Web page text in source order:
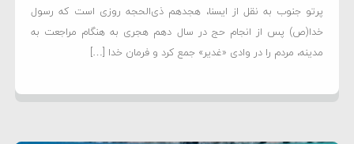
پرتو جنوب به نقل از ایسنا، هجدهم ذی‌الحجه روزی است که رسول
خدا(ص) پس از انجام حج در سال دهم هجری به هنگام مراجعت به
مدینه، مردم را در وادی «غدیر» جمع کرد و فرمان خدا […]